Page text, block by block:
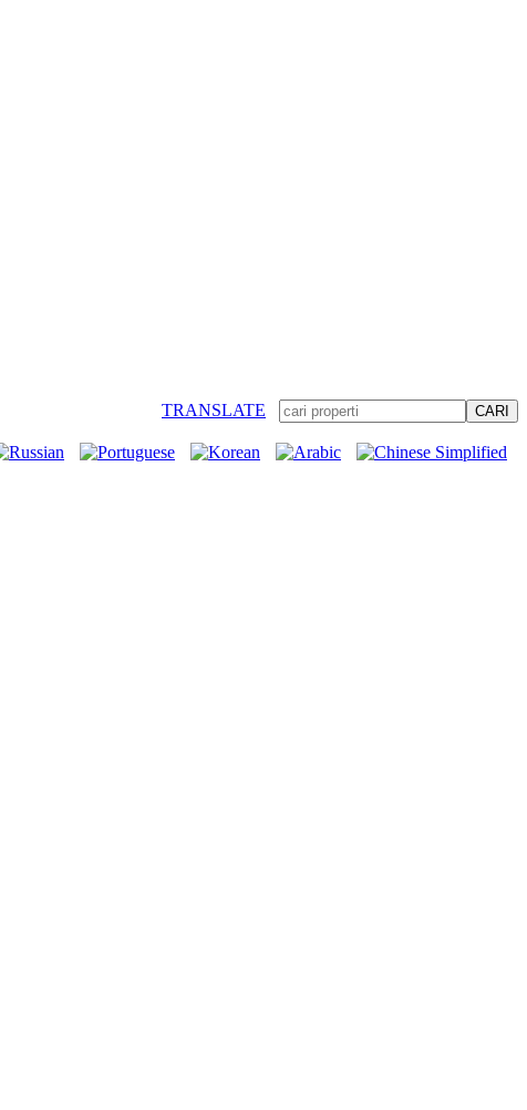
TRANSLATE